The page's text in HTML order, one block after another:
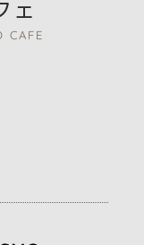
ェ
CAFE